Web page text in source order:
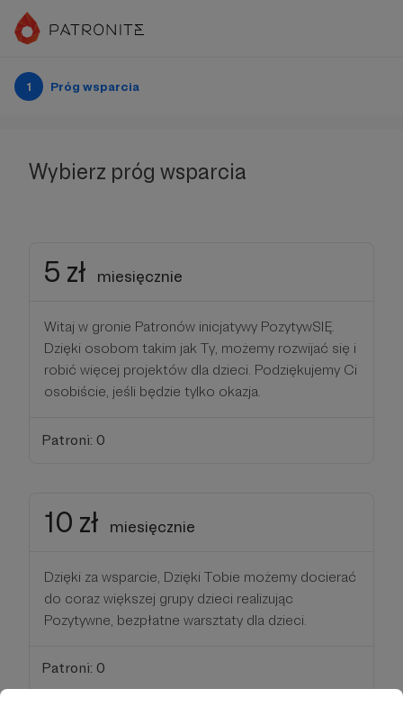
1 Próg wsparcia
Wybierz próg wsparcia
5 zł miesięcznie
Witaj w gronie Patronów inicjatywy PozytywSIĘ.
Dzięki osobom takim jak Ty, możemy rozwijać się i
robić więcej projektów dla dzieci. Podziękujemy Ci
osobiście, jeśli będzie tylko okazja.
Patroni: 0
10 zł miesięcznie
Dzięki za wsparcie, Dzięki Tobie możemy docierać
do coraz większej grupy dzieci realizując
Pozytywne, bezpłatne warsztaty dla dzieci.
Patroni: 0